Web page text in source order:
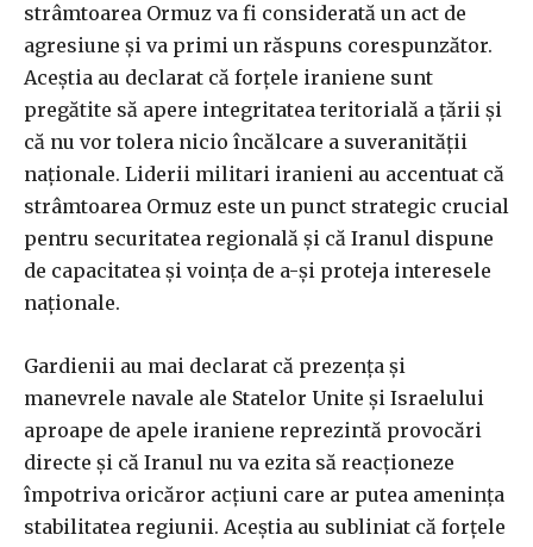
strâmtoarea Ormuz va fi considerată un act de
agresiune și va primi un răspuns corespunzător.
Aceștia au declarat că forțele iraniene sunt
pregătite să apere integritatea teritorială a țării și
că nu vor tolera nicio încălcare a suveranității
naționale. Liderii militari iranieni au accentuat că
strâmtoarea Ormuz este un punct strategic crucial
pentru securitatea regională și că Iranul dispune
de capacitatea și voința de a-și proteja interesele
naționale.
Gardienii au mai declarat că prezența și
manevrele navale ale Statelor Unite și Israelului
aproape de apele iraniene reprezintă provocări
directe și că Iranul nu va ezita să reacționeze
împotriva oricăror acțiuni care ar putea amenința
stabilitatea regiunii. Aceștia au subliniat că forțele